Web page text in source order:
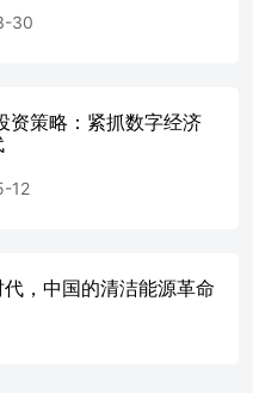
Agent并行调用阶段。 Agent
，AI调用结构发生变化。目前
比传统Chatbot，Agent系统的
话场景。尤其是CodingAgent，
具、修改文件并进行测试验
。 1.2. Token需求进入爆
增长，中国的人工智能发展进
多倍，相比2025年底的100万
年底，全国已建成的高质量数
30
策略：紧抓数字经济
12
，中国的清洁能源革命